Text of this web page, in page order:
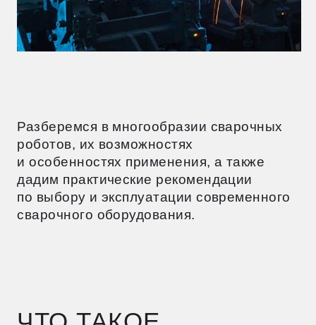
ЧТО ТАКОЕ
ПРОМЫШЛЕННЫЙ
СВАРОЧНЫЙ РОБОТ
по заданной программе без помощи
роботов, их возможностях
и особенностях применения, а также
дадим практические рекомендации
по выбору и эксплуатации современного